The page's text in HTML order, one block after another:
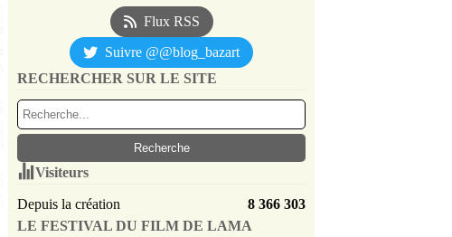
Flux RSS
Suivre @@blog_bazart
RECHERCHER SUR LE SITE
Visiteurs
Depuis la création
8 366 303
LE FESTIVAL DU FILM DE LAMA